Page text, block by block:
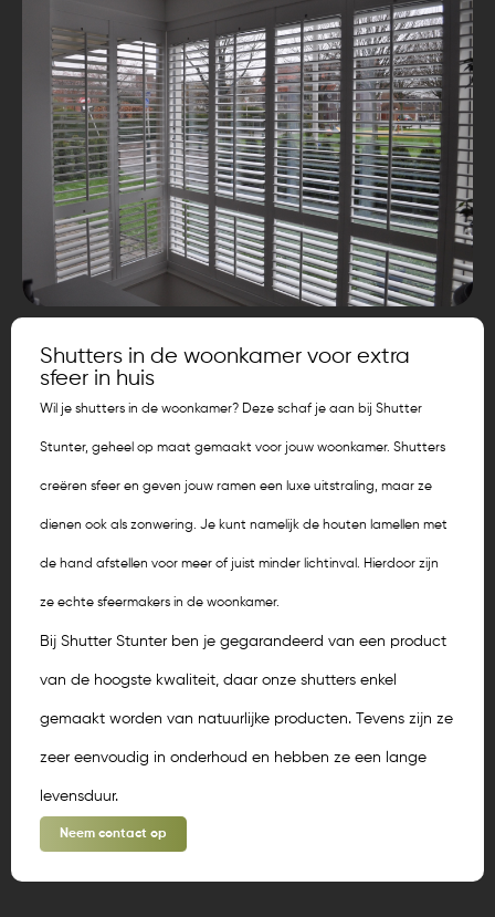
Shutters in de woonkamer voor extra
sfeer in huis
Wil je shutters in de woonkamer? Deze schaf je aan bij Shutter
Stunter, geheel op maat gemaakt voor jouw woonkamer. Shutters
creëren sfeer en geven jouw ramen een luxe uitstraling, maar ze
dienen ook als zonwering. Je kunt namelijk de houten lamellen met
de hand afstellen voor meer of juist minder lichtinval. Hierdoor zijn
ze echte sfeermakers in de woonkamer.
Bij Shutter Stunter ben je gegarandeerd van een product
van de hoogste kwaliteit, daar onze shutters enkel
gemaakt worden van natuurlijke producten. Tevens zijn ze
zeer eenvoudig in onderhoud en hebben ze een lange
levensduur.
Neem contact op